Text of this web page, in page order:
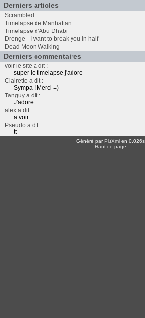
Derniers articles
Scrambled
Timelapse de Manhattan
Timelapse d'Abu Dhabi
Drenge - I want to break you in half
Dead Moon Walking
Derniers commentaires
voir le site a dit :
super le timelapse j'adore
Clairette a dit :
Sympa ! Merci =)
Tanguy a dit :
J'adore !
alex a dit :
a voir
Pseudo a dit :
tt
Généré parPluXml en 0.026s
Haut de page